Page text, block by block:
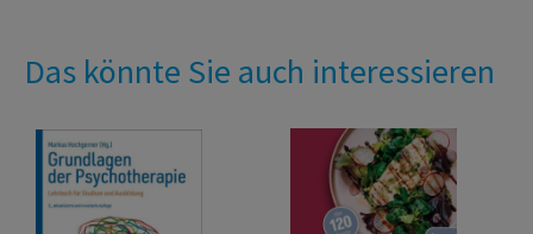
Das könnte Sie auch interessieren